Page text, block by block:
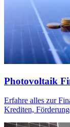
Photovoltaik
Erfahre alles zur
Krediten,